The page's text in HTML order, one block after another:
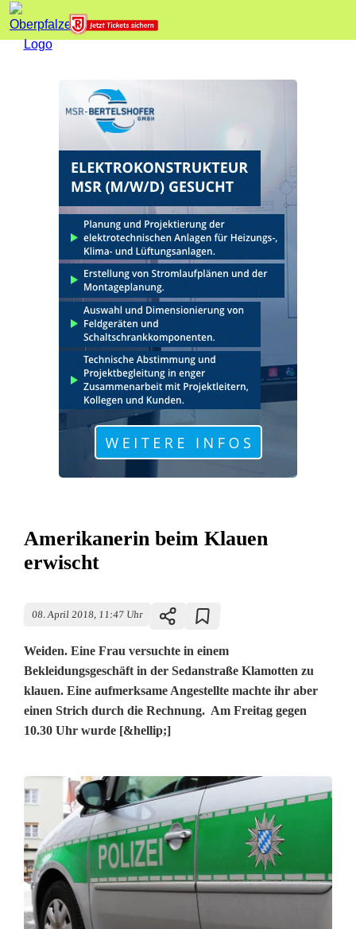
Amerikanerin beim Klauen
erwischt
08. April 2018, 11:47 Uhr
Weiden. Eine Frau versuchte in einem
Bekleidungsgeschäft in der Sedanstraße Klamotten zu
klauen. Eine aufmerksame Angestellte machte ihr aber
einen Strich durch die Rechnung. Am Freitag gegen
10.30 Uhr wurde [&hellip;]